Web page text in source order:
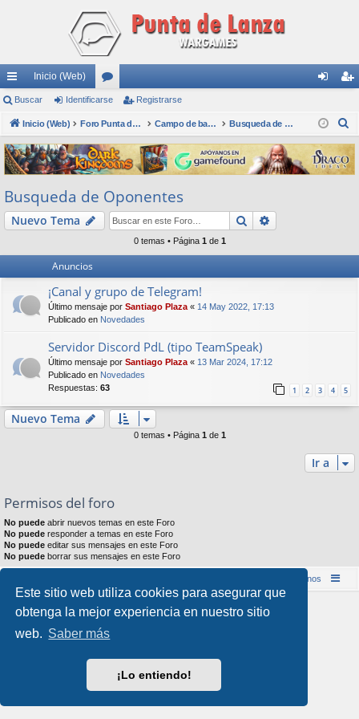
Este sitio web utiliza cookies para asegurar que
obtenga la mejor experiencia en nuestro sitio
web. Saber más
¡Lo entiendo!
nl
ac
es
rá
pi
do
Inicio (Web)
or
os nti
fic
ar
ist
ra
rs
Buscar Identificarse Registrarse
Inicio (Web) Foro Punta de Lanza Wargames Campo de batalla Busqueda de Oponentes
s
c
Busqueda de Oponentes
Nuevo Tema Buscar
0 temas • Página 1 de 1
Anuncios
¡Canal y grupo de Telegram!
Último mensaje por Santiago Plaza « 14 May 2022, 17:13
Publicado en Novedades
Servidor Discord PdL (tipo TeamSpeak)
Último mensaje por Santiago Plaza « 13 Mar 2024, 17:12
Publicado en Novedades
Respuestas: 63 1 2 3 4 5
Nuevo Tema
0 temas • Página 1 de 1
Ir a
Permisos del foro
No puede abrir nuevos temas en este Foro
No puede responder a temas en este Foro
No puede editar sus mensajes en este Foro
No puede borrar sus mensajes en este Foro
Contáctenos
Desarrollado por phpBB
® Forum Software © phpBB Limited
Traducción al español por